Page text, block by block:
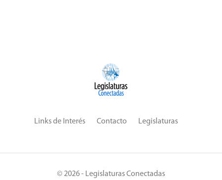
Links de Interés Contacto Legislaturas
© 2026 - Legislaturas Conectadas